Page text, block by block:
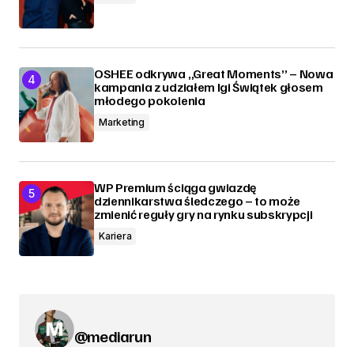
OSHEE odkrywa „Great Moments” – Nowa
kampania z udziałem Igi Świątek głosem
młodego pokolenia
Marketing
WP Premium ściąga gwiazdę
dziennikarstwa śledczego – to może
zmienić reguły gry na rynku subskrypcji
Kariera
@mediarun